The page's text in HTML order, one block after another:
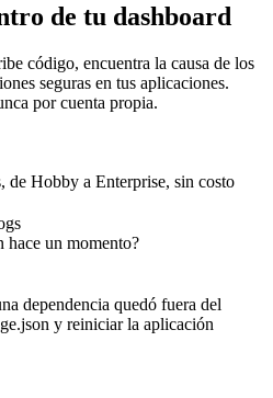
de tu dashboard
código, encuentra la causa de los
seguras en tus aplicaciones.
por cuenta propia.
de Hobby a Enterprise, sin costo
hace un momento?
dependencia quedó fuera del
y reiniciar la aplicación